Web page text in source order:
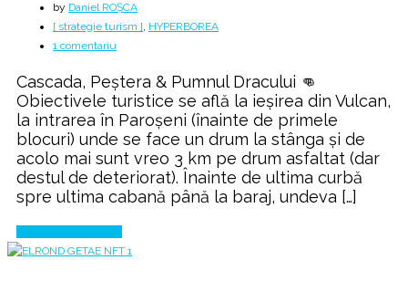
by Daniel ROȘCA
[ strategie turism ], HYPERBOREA
1 comentariu
Pumnul
👊
Dracului
🤛
Cascada, Peștera & Pumnul Dracului 👊
Obiectivele turistice se află la ieşirea din Vulcan,
la intrarea în Paroşeni (înainte de primele
blocuri) unde se face un drum la stânga şi de
acolo mai sunt vreo 3 km pe drum asfaltat (dar
destul de deteriorat). Înainte de ultima curbă
spre ultima cabană până la baraj, undeva […]